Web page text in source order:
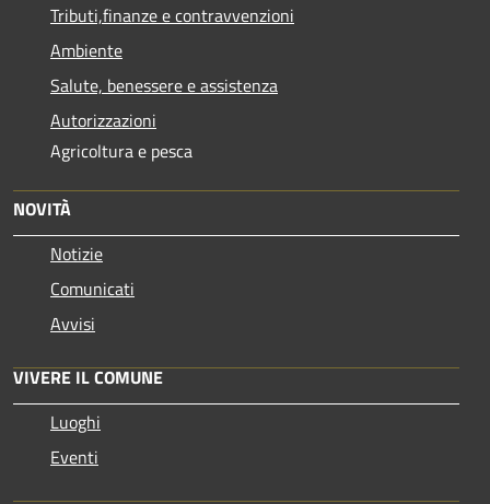
Tributi,finanze e contravvenzioni
Ambiente
Salute, benessere e assistenza
Autorizzazioni
Agricoltura e pesca
NOVITÀ
Notizie
Comunicati
Avvisi
VIVERE IL COMUNE
Luoghi
Eventi